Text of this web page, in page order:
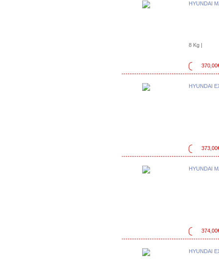
HYUNDAI
8 Kg |
HYUNDAI
HYUNDAI
HYUNDAI